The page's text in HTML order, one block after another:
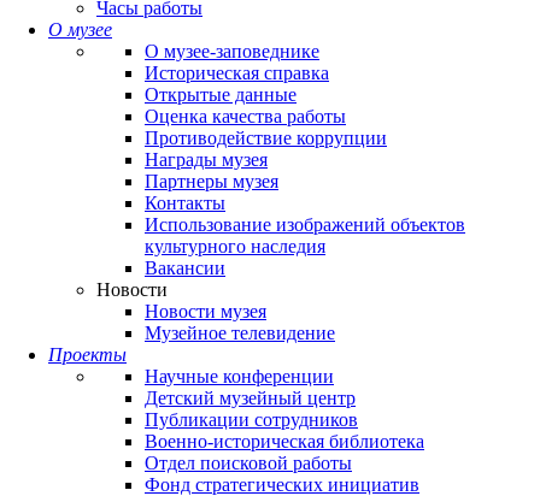
Часы работы
О музее
О музее-заповеднике
Историческая справка
Открытые данные
Оценка качества работы
Противодействие коррупции
Награды музея
Партнеры музея
Контакты
Использование изображений объектов
культурного наследия
Вакансии
Новости
Новости музея
Музейное телевидение
Проекты
Научные конференции
Детский музейный центр
Публикации сотрудников
Военно-историческая библиотека
Отдел поисковой работы
Фонд стратегических инициатив